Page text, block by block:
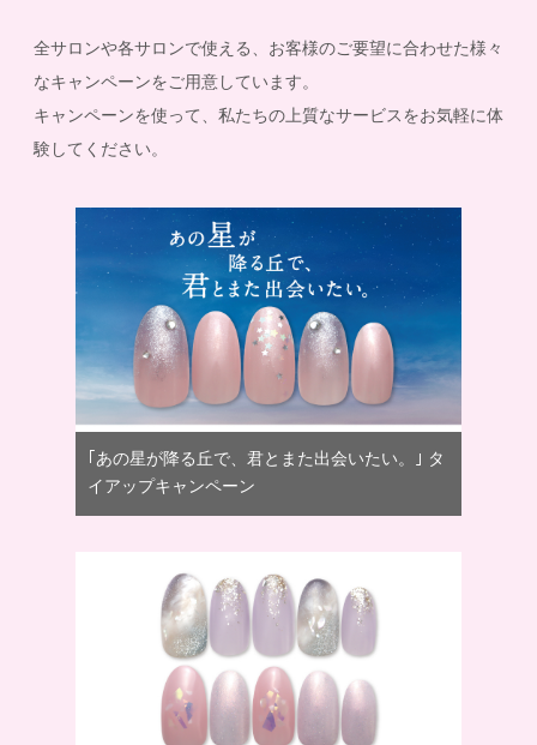
全サロンや各サロンで使える、お客様のご要望に合わせた様々
なキャンペーンをご用意しています。
キャンペーンを使って、私たちの上質なサービスをお気軽に体
験してください。
｢あの星が降る丘で、君とまた出会いたい。｣ タ
イアップキャンペーン